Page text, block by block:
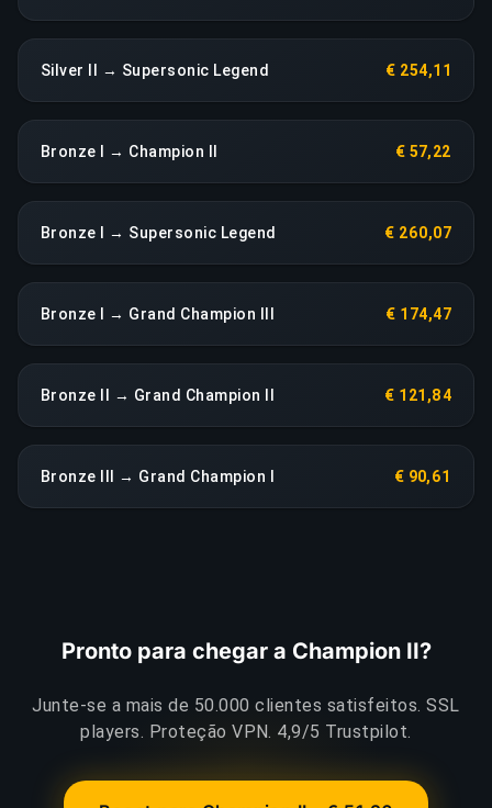
Silver II → Supersonic Legend € 254,11
Bronze I → Champion II € 57,22
Bronze I → Supersonic Legend € 260,07
Bronze I → Grand Champion III € 174,47
Bronze II → Grand Champion II € 121,84
Bronze III → Grand Champion I € 90,61
Pronto para chegar a Champion II?
Junte-se a mais de 50.000 clientes satisfeitos. SSL
players. Proteção VPN. 4,9/5 Trustpilot.